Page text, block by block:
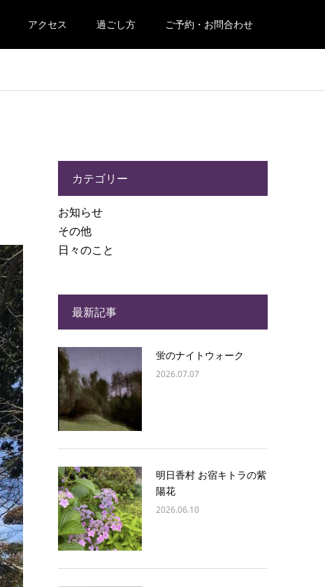
アクセス 過ごし方 ご予約・お問合わせ
カテゴリー
お知らせ
その他
日々のこと
最新記事
蛍のナイトウォーク
2026.07.07
明日香村 お宿キトラの紫
陽花
2026.06.10